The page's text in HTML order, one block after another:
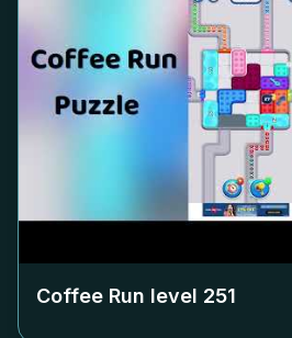
Coffee Run level 251